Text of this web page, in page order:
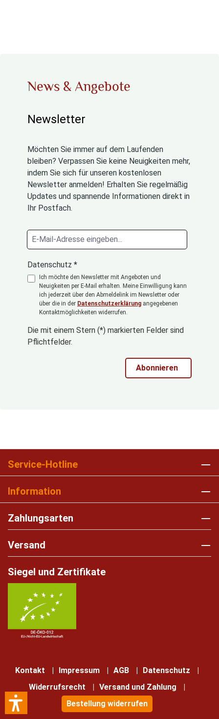
News & Angebote
Newsletter
Möchten Sie immer auf dem Laufenden
bleiben? Verpassen Sie keine Neuigkeiten mehr,
indem Sie sich für unseren kostenlosen
Newsletter anmelden! Erhalten Sie regelmäßig
Updates und spannende Informationen direkt in
Ihr Postfach.
Datenschutz *
Ich möchte den Newsletter mit Angeboten und
Neuigkeiten per E-Mail erhalten. Meine Einwilligung kann
ich jederzeit über den Abmeldelink im Newsletter oder
über die in der Datenschutzerklärung angegebenen
Kontaktmöglichkeiten widerrufen.
Die mit einem Stern (*) markierten Felder sind
Pflichtfelder.
Abonnieren
Service-Hotline
Information
Zahlungsarten
Versand
Siegel und Zertifikate
Kontakt Impressum AGB
Datenschutz
Widerrufsrecht
Versand und Zahlung
Bestellung widerrufen